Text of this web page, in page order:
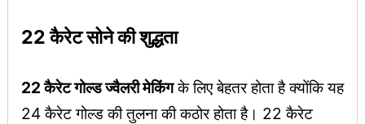
22 कैरेट सोने की शुद्धता
22 कैरेट गोल्ड ज्वैलरी मेकिंगके लिए बेहतर होता है क्योंकि यह
24 कैरेट गोल्ड की तुलना की कठोर होता है। 22 कैरेट